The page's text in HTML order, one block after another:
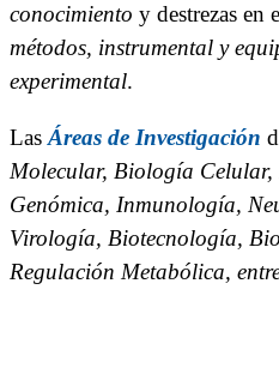
conocimiento y destrezas en
métodos, instrumental y
experimental.
Las Áreas de Investigación
Molecular, Biología
Genómica, Inmunología,
Virología, Biotecnología,
Regulación Metabólica,